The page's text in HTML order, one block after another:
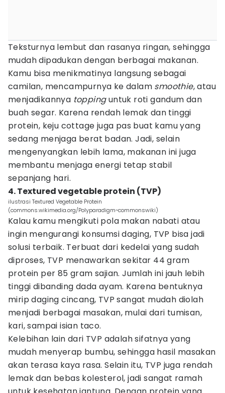
Teksturnya lembut dan rasanya ringan, sehingga
mudah dipadukan dengan berbagai makanan.
Kamu bisa menikmatinya langsung sebagai
camilan, mencampurnya ke dalam smoothie, atau
menjadikannya toppinguntuk roti gandum dan
buah segar. Karena rendah lemak dan tinggi
protein, keju cottage juga pas buat kamu yang
sedang menjaga berat badan. Jadi, selain
mengenyangkan lebih lama, makanan ini juga
membantu menjaga energi tetap stabil
sepanjang hari.
4. Textured vegetable protein (TVP)
ilustrasi Textured Vegetable Protein
(commons.wikimedia.org/Polyparadigm~commonswiki)
Kalau kamu mengikuti pola makan nabati atau
ingin mengurangi konsumsi daging, TVP bisa jadi
solusi terbaik. Terbuat dari kedelai yang sudah
diproses, TVP menawarkan sekitar 44 gram
protein per 85 gram sajian. Jumlah ini jauh lebih
tinggi dibanding dada ayam. Karena bentuknya
mirip daging cincang, TVP sangat mudah diolah
menjadi berbagai masakan, mulai dari tumisan,
kari, sampai isian taco.
Kelebihan lain dari TVP adalah sifatnya yang
mudah menyerap bumbu, sehingga hasil masakan
akan terasa kaya rasa. Selain itu, TVP juga rendah
lemak dan bebas kolesterol, jadi sangat ramah